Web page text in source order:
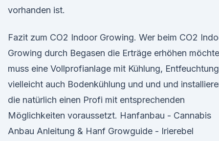
vorhanden ist.
Fazit zum CO2 Indoor Growing. Wer beim CO2
Growing durch Begasen die Erträge erhöhen
muss eine Vollprofianlage mit Kühlung,
vielleicht auch Bodenkühlung und und und
die natürlich einen Profi mit entsprechenden
Möglichkeiten voraussetzt. Hanfanbau - Cannabis
Anbau Anleitung & Hanf Growguide - Irierebel